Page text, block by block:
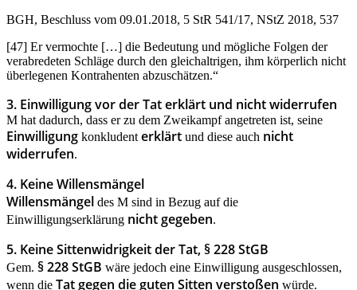
BGH, Beschluss vom 09.01.2018, 5 StR 541/17, NStZ 2018, 537
[47] Er vermochte […] die Bedeutung und mögliche Folgen der
verabredeten Schläge durch den gleichaltrigen, ihm körperlich nicht
überlegenen Kontrahenten abzuschätzen.“
3. Einwilligung vor der Tat erklärt und nicht widerrufen
M hat dadurch, dass er zu dem Zweikampf angetreten ist, seine
Einwilligung konkludent erklärt und diese auch nicht
widerrufen.
4. Keine Willensmängel
Willensmängel des M sind in Bezug auf die
Einwilligungserklärung nicht gegeben.
5. Keine Sittenwidrigkeit der Tat, § 228 StGB
Gem. § 228 StGB wäre jedoch eine Einwilligung ausgeschlossen,
wenn die Tat gegen die guten Sitten verstoßen würde.